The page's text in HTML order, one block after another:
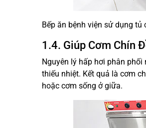
Bếp ăn bệnh viện sử dụng
1.4. Giúp Cơm Chín
Nguyên lý hấp hơi phân
thiếu nhiệt. Kết quả là cơm
hoặc cơm sống ở giữa.